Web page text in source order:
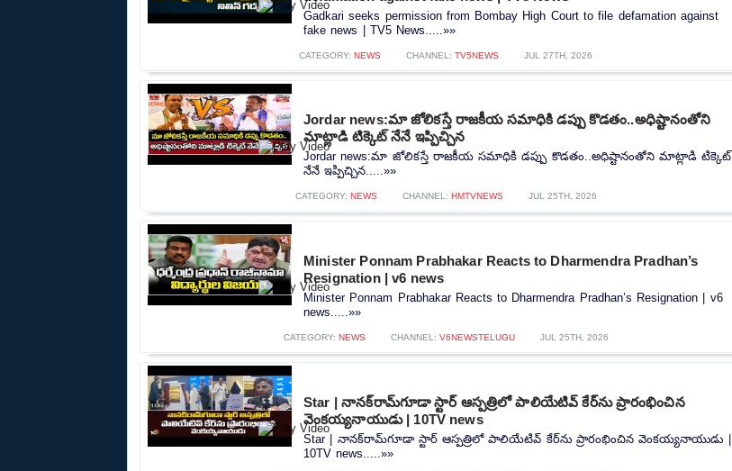
Gadkari seeks permission from Bombay High Court to file defamation against
fake news | TV5 News.....»»
CATEGORY: NEWS CHANNEL: TV5NEWS JUL 27TH, 2026
Jordar news:మా జోలికస్తే రాజకీయ సమాధికి డప్పు కొడతం..అధిష్టానంతోని
మాట్లాడి టిక్కెట్ నేనే ఇప్పిచ్చిన
Jordar news:మా జోలికస్తే రాజకీయ సమాధికి డప్పు కొడతం..అధిష్టానంతోని మాట్లాడి టిక్కెట్
నేనే ఇప్పిచ్చిన.....»»
CATEGORY: NEWS CHANNEL: HMTVNEWS JUL 25TH, 2026
Minister Ponnam Prabhakar Reacts to Dharmendra Pradhan’s
Resignation | v6 news
Minister Ponnam Prabhakar Reacts to Dharmendra Pradhan’s Resignation | v6
news.....»»
CATEGORY: NEWS CHANNEL: V6NEWSTELUGU JUL 25TH, 2026
Star | నానక్‌రామ్‌గూడా స్టార్ ఆస్పత్రిలో పాలియేటివ్ కేర్‌ను ప్రారంభించిన
వెంకయ్యనాయుడు | 10TV news
Star | నానక్‌రామ్‌గూడా స్టార్ ఆస్పత్రిలో పాలియేటివ్ కేర్‌ను ప్రారంభించిన వెంకయ్యనాయుడు |
10TV news.....»»